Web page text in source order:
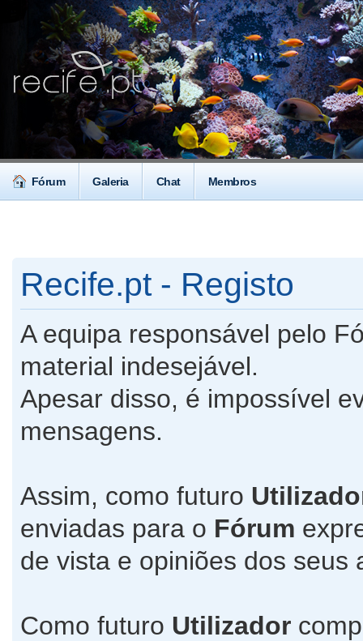
Fórum Galeria Chat Membros
Recife.pt - Registo
A equipa responsável pelo
material indesejável.
Apesar disso, é impossível
mensagens.
Assim, como futuro
enviadas para o Fórum
de vista e opiniões dos seus
Como futuro Utilizador